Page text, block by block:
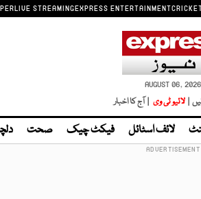
LIVE STREAMINGEXPRESS ENTERTAINMENT
AUGUST 06, 2026
| لائیو ٹی وی | آج کا اخبار
لائف اسٹائل فیکٹ چیک صحت